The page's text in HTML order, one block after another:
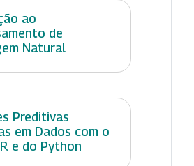
ao
de
Natural
Preditivas
em Dados com o
e do Python